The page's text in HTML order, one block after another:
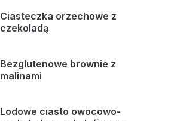
Ciasteczka orzechowe z
czekoladą
Bezglutenowe brownie z
malinami
Lodowe ciasto owocowo-